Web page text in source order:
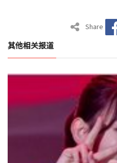
Share
其他相关报道